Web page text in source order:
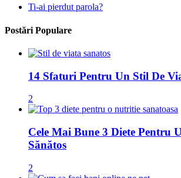
Ti-ai pierdut parola?
Postări Populare
14 Sfaturi Pentru Un Stil De
2
Cele Mai Bune 3 Diete Pentru
Sănătos
2